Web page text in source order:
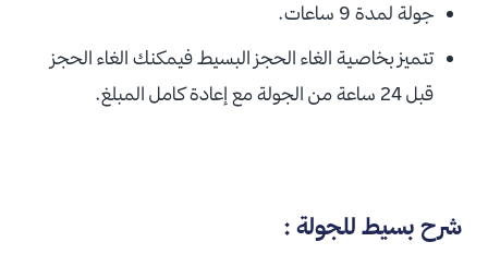
جولة لمدة 9 ساعات.
تتميز بخاصية الغاء الحجز البسيط فيمكنك الغاء الحجز
قبل 24 ساعة من الجولة مع إعادة كامل المبلغ.
شرح بسيط للجولة :